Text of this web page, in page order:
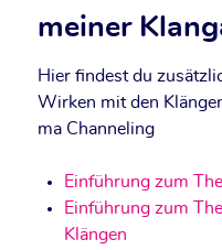
meiner
Hier fin­dest du
Wir­ken mit den
ma Channeling
Ein­füh­rung zum
Ein­füh­rung zum
Klängen